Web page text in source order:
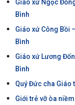
Giáo xứ Ngọc
Bình
Giáo xứ Công Bồi
Bình
Giáo xứ Lương
Bình
Quý Đức cha Giáo
Giới trẻ vỡ òa